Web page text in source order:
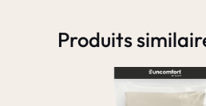
Produits